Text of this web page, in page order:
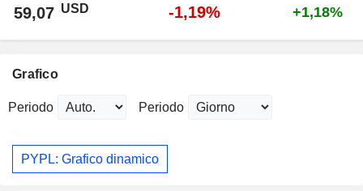
59,07 USD -1,19% +1,18%
Grafico
Periodo Periodo
PYPL: Grafico dinamico